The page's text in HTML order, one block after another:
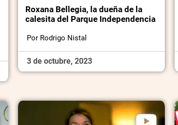
Roxana Bellegia, la dueña de la
calesita del Parque Independencia
Por Rodrigo Nistal
3 de octubre, 2023